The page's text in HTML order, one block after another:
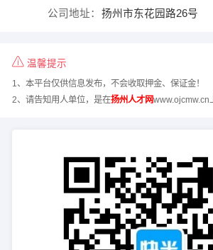
公司地址： 扬州市东花园路26号
温馨提示
1、本平台仅供信息发布，不会收取押金、保证金！
2、请告知用人单位，是在扬州人才网www.ojcmw.cn